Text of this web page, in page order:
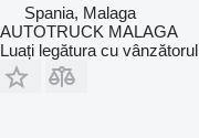
Spania, Malaga
AUTOTRUCK MALAGA
Luați legătura cu vânzătorul